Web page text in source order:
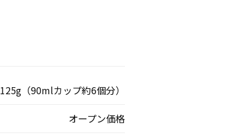
125g（90mlカップ約6個分）
オープン価格